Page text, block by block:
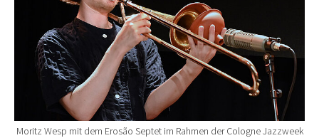
Moritz Wesp mit dem Erosão Septet im Rahmen der Cologne Jazzweek